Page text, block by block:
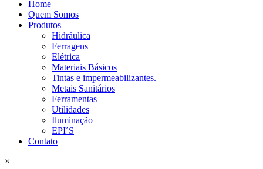
Home
Quem Somos
Produtos
Hidráulica
Ferragens
Elétrica
Materiais Básicos
Tintas e impermeabilizantes.
Metais Sanitários
Ferramentas
Utilidades
Iluminação
EPI´S
Contato
×